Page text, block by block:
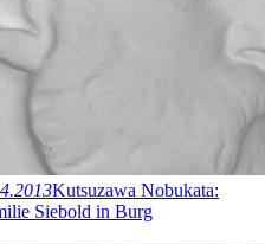
Kutsuzawa Nobukata:
Siebold in Burg